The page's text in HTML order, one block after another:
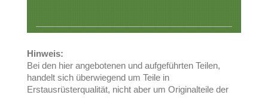
Hinweis:
Bei den hier angebotenen und aufgeführten Teilen,
handelt sich überwiegend um Teile in
Erstausrüsterqualität, nicht aber um Originalteile der